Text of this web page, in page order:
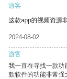
游客
这款app的视频资源
2024-08-02
游客
我一直在寻找一款功
款软件的功能非常强